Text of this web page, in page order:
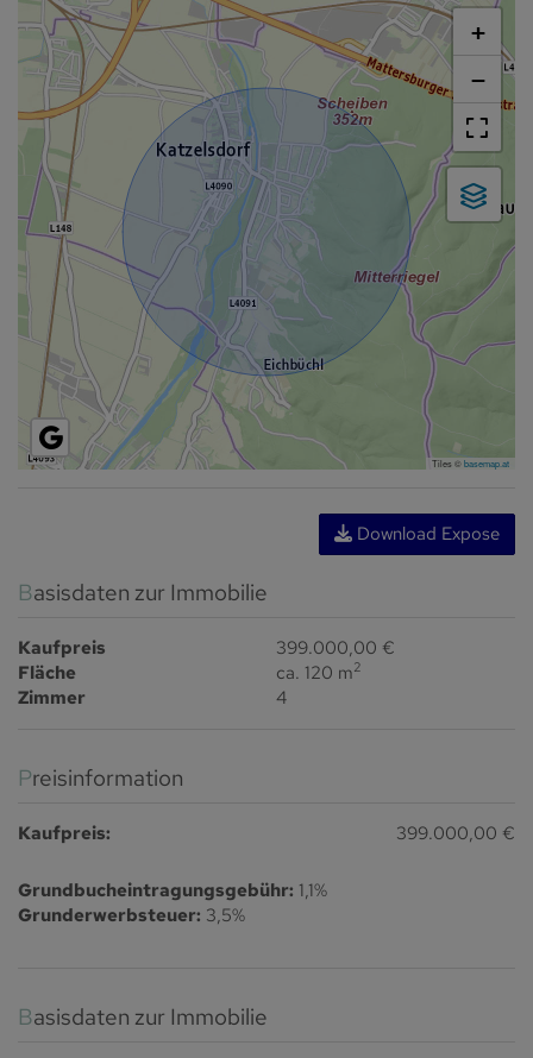
+
−
Tiles ©basemap.at
Download Expose
Basisdaten zur Immobilie
Kaufpreis
399.000,00 €
Fläche
ca. 120 m2
Zimmer 4
Preisinformation
Kaufpreis: 399.000,00 €
Grundbucheintragungsgebühr: 1,1%
Grunderwerbsteuer: 3,5%
Basisdaten zur Immobilie